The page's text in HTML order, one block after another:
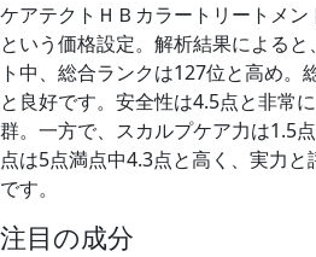
ケアテクトＨＢカラートリートメ
という価格設定。解析結果による
ト中、総合ランクは127位と高め。
と良好です。安全性は4.5点と非常
群。一方で、スカルプケア力は1.5
点は5点満点中4.3点と高く、実力
です。
注目の成分